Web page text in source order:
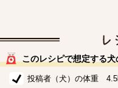
このレシピで想定する犬
投稿者（犬）の体重